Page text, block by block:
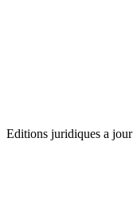
Editions juridiques a jour